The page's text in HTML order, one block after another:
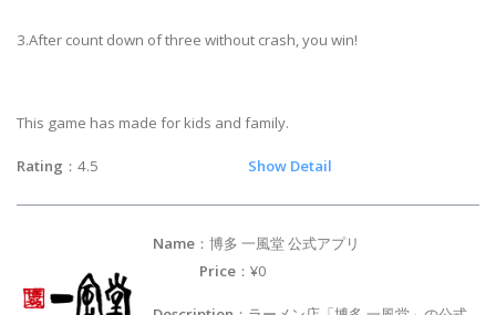
3.After count down of three without crash, you win!
This game has made for kids and family.
Rating ：4.5 Show Detail
Name ：博多 一風堂 公式アプリ
Price ：¥0